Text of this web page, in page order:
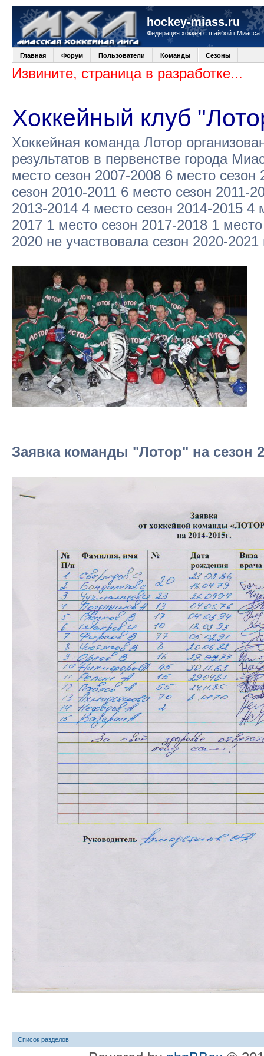
hockey-miass.ru
Федерация хоккея с шайбой г.Миасса
Главная Форум Пользователи Команды Сезоны
Извините, страница в разработке...
Хоккейный клуб
Хоккейная команда Лотор
результатов в первенстве города
место сезон 2007-2008 6 место
сезон 2010-2011 6 место сезон 2011-
2013-2014 4 место сезон 2014-2015 4
2017 1 место сезон 2017-2018 1
2020 не участвовала сезон 2020-
Заявка команды "Лотор" на сезон
Список разделов